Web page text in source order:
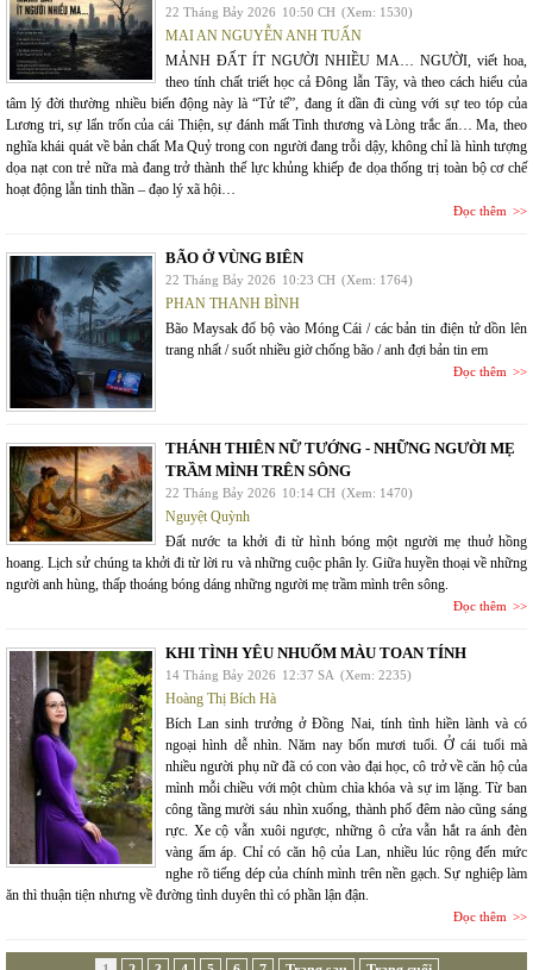
22 Tháng Bảy 2026 10:50 CH (Xem: 1530)
MAI AN NGUYỄN ANH TUẤN
MẢNH ĐẤT ÍT NGƯỜI NHIỀU MA… NGƯỜI, viết hoa,
theo tính chất triết học cả Đông lẫn Tây, và theo cách hiểu của
tâm lý đời thường nhiều biến động này là “Tử tế”, đang ít dần đi cùng với sự teo tóp của
Lương tri, sự lẩn trốn của cái Thiện, sự đánh mất Tình thương và Lòng trắc ẩn… Ma, theo
nghĩa khái quát về bản chất Ma Quỷ trong con người đang trỗi dậy, không chỉ là hình tượng
dọa nạt con trẻ nữa mà đang trở thành thế lực khủng khiếp đe dọa thống trị toàn bộ cơ chế
hoạt động lẫn tinh thần – đạo lý xã hội…
Đọc thêm
BÃO Ở VÙNG BIÊN
22 Tháng Bảy 2026 10:23 CH (Xem: 1764)
PHAN THANH BÌNH
Bão Maysak đổ bộ vào Móng Cái / các bản tin điện tử dồn lên
trang nhất / suốt nhiều giờ chống bão / anh đợi bản tin em
Đọc thêm
THÁNH THIÊN NỮ TƯỚNG - NHỮNG NGƯỜI MẸ
TRẦM MÌNH TRÊN SÔNG
22 Tháng Bảy 2026 10:14 CH (Xem: 1470)
Nguyệt Quỳnh
Đất nước ta khởi đi từ hình bóng một người mẹ thuở hồng
hoang. Lịch sử chúng ta khởi đi từ lời ru và những cuộc phân ly. Giữa huyền thoại về những
người anh hùng, thấp thoáng bóng dáng những người mẹ trầm mình trên sông.
Đọc thêm
KHI TÌNH YÊU NHUỐM MÀU TOAN TÍNH
14 Tháng Bảy 2026 12:37 SA (Xem: 2235)
Hoàng Thị Bích Hà
Bích Lan sinh trưởng ở Đồng Nai, tính tình hiền lành và có
ngoại hình dễ nhìn. Năm nay bốn mươi tuổi. Ở cái tuổi mà
nhiều người phụ nữ đã có con vào đại học, cô trở về căn hộ của
mình mỗi chiều với một chùm chìa khóa và sự im lặng. Từ ban
công tầng mười sáu nhìn xuống, thành phố đêm nào cũng sáng
rực. Xe cộ vẫn xuôi ngược, những ô cửa vẫn hắt ra ánh đèn
vàng ấm áp. Chỉ có căn hộ của Lan, nhiều lúc rộng đến mức
nghe rõ tiếng dép của chính mình trên nền gạch. Sự nghiệp làm
ăn thì thuận tiện nhưng về đường tình duyên thì có phần lận đận.
Đọc thêm